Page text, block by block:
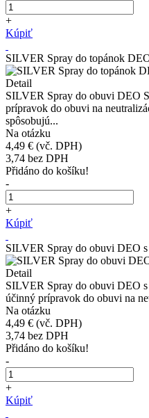
+
Kúpiť
SILVER Spray do topánok
Detail
SILVER Spray do obuvi DEO
prípravok do obuvi na
spôsobujú...
Na otázku
4,49 € (vč. DPH)
3,74 bez DPH
Přidáno do košíku!
-
+
Kúpiť
SILVER Spray do obuvi DEO
Detail
SILVER Spray do obuvi DEO
účinný prípravok do obuvi na
Na otázku
4,49 € (vč. DPH)
3,74 bez DPH
Přidáno do košíku!
-
+
Kúpiť